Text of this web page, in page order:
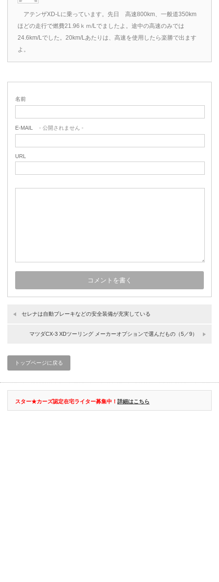
アテンザXD-Lに乗っています。先日 高速800km、一般道350km
ほどの走行で燃費21.96ｋｍ/Lでましたよ。途中の高速のみでは
24.6km/Lでした。20km/Lあたりは、高速を使用したら楽勝で出ます
よ。
名前
E-MAIL - 公開されません -
URL
セレナは自動ブレーキなどの安全装備が充実している
マツダCX-3 XDツーリング メーカーオプションで選んだもの（5／9）
トップページに戻る
スター★カーズ認定在宅ライター募集中！ 詳細はこちら